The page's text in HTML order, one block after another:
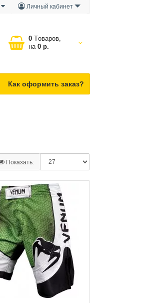
Личный кабинет
0 Tоваров,
на
0 р.
Как оформить заказ?
Показать: